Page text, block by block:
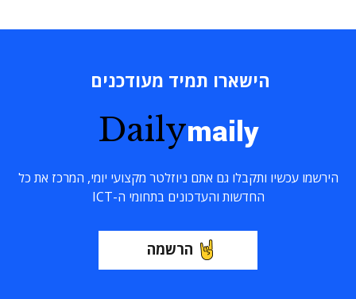
הישארו תמיד מעודכנים
Dailymaily
הירשמו עכשיו ותקבלו גם אתם ניוזלטר מקצועי יומי, המרכז את כל
החדשות והעדכונים בתחומי ה-ICT
הרשמה